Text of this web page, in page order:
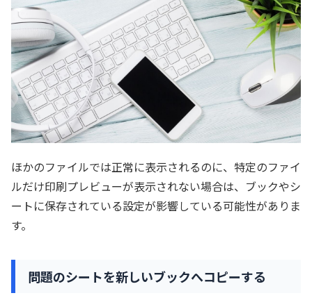
ほかのファイルでは正常に表示されるのに、特定のファイ
ルだけ印刷プレビューが表示されない場合は、ブックやシ
ートに保存されている設定が影響している可能性がありま
す。
問題のシートを新しいブックへコピーする